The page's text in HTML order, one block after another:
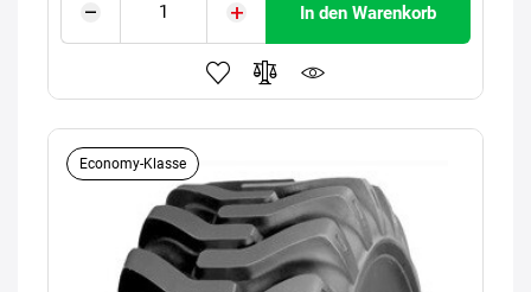
In den Warenkorb
Economy-Klasse